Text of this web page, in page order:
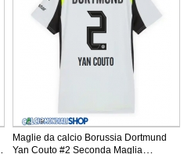
Maglie da calcio Borussia Dortmund
Yan Couto #2 Seconda Maglia